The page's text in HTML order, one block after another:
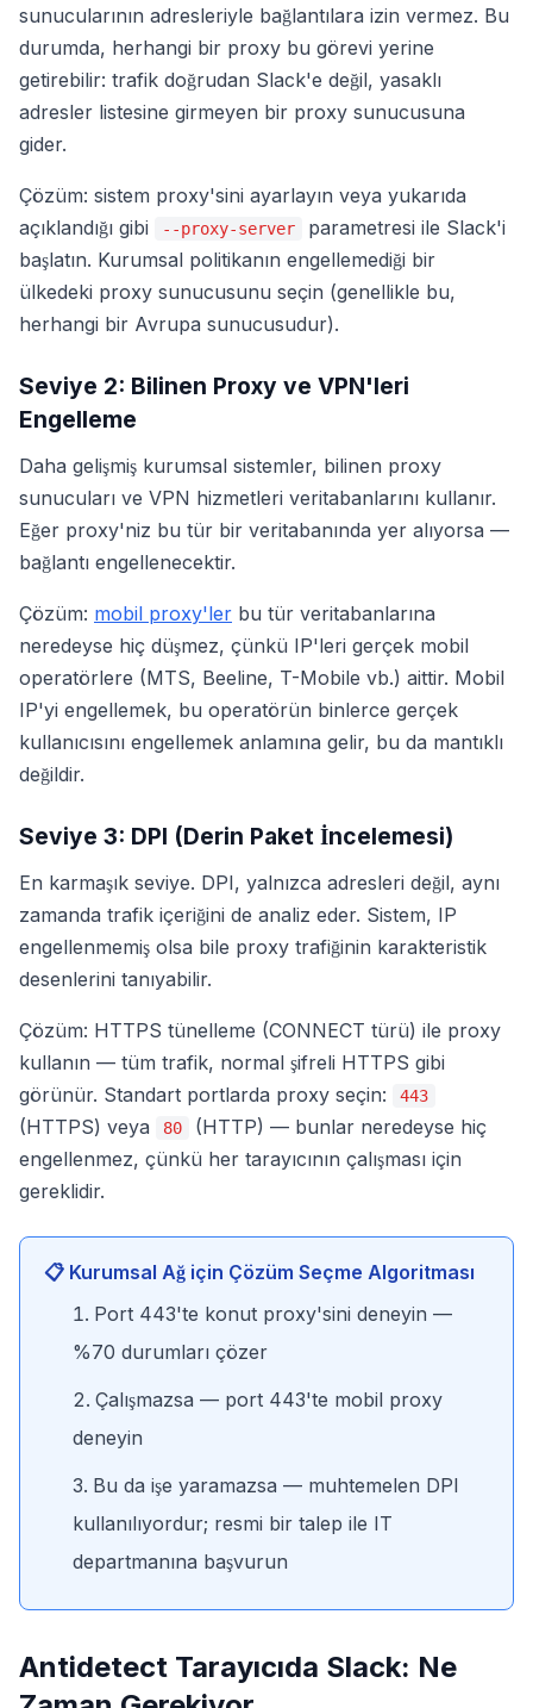
sunucularının adresleriyle bağlantılara izin vermez. Bu
durumda, herhangi bir proxy bu görevi yerine
getirebilir: trafik doğrudan Slack'e değil, yasaklı
adresler listesine girmeyen bir proxy sunucusuna
gider.
Çözüm: sistem proxy'sini ayarlayın veya yukarıda
açıklandığı gibi
--proxy-server
parametresi ile Slack'i
başlatın. Kurumsal politikanın engellemediği bir
ülkedeki proxy sunucusunu seçin (genellikle bu,
herhangi bir Avrupa sunucusudur).
Seviye 2: Bilinen Proxy ve VPN'leri
Engelleme
Daha gelişmiş kurumsal sistemler, bilinen proxy
sunucuları ve VPN hizmetleri veritabanlarını kullanır.
Eğer proxy'niz bu tür bir veritabanında yer alıyorsa —
bağlantı engellenecektir.
Çözüm: mobil proxy'ler bu tür veritabanlarına
neredeyse hiç düşmez, çünkü IP'leri gerçek mobil
operatörlere (MTS, Beeline, T-Mobile vb.) aittir. Mobil
IP'yi engellemek, bu operatörün binlerce gerçek
kullanıcısını engellemek anlamına gelir, bu da mantıklı
değildir.
Seviye 3: DPI (Derin Paket İncelemesi)
En karmaşık seviye. DPI, yalnızca adresleri değil, aynı
zamanda trafik içeriğini de analiz eder. Sistem, IP
engellenmemiş olsa bile proxy trafiğinin karakteristik
desenlerini tanıyabilir.
Çözüm: HTTPS tünelleme (CONNECT türü) ile proxy
kullanın — tüm trafik, normal şifreli HTTPS gibi
görünür. Standart portlarda proxy seçin:
443
(HTTPS) veya 80
(HTTP) — bunlar neredeyse hiç
engellenmez, çünkü her tarayıcının çalışması için
gereklidir.
📋 Kurumsal Ağ için Çözüm Seçme Algoritması
Port 443'te konut proxy'sini deneyin —
%70 durumları çözer
Çalışmazsa — port 443'te mobil proxy
deneyin
Bu da işe yaramazsa — muhtemelen DPI
kullanılıyordur; resmi bir talep ile IT
departmanına başvurun
Antidetect Tarayıcıda Slack: Ne